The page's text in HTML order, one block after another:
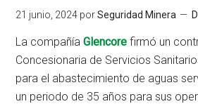
21 junio, 2024 porSeguridad Minera
La compañíaGlencore firmó un
Concesionaria de Servicios
para el abastecimiento de aguas
un periodo de 35 años para sus